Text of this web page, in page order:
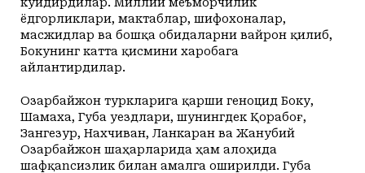
ёдгорликлари, мактаблар, шифохоналар,
масжидлар ва бошқа обидаларни вайрон қилиб,
Бокунинг катта қисмини харобага
айлантирдилар.
Озарбайжон туркларига қарши геноцид Боку,
Шамаха, Губа уездлари, шунингдек Қорабоғ,
Зангезур, Нахчиван, Ланкаран ва Жанубий
Озарбайжон шаҳарларида ҳам алоҳида
шафқаncизлик билан амалга оширилди. Губа